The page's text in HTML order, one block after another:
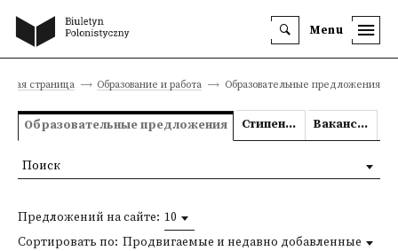
Menu
страница Образование и работа Образовательные предложения
Образовательные предложения Стипендии Вакансии
Предложений на сайте: 10
Сортировать по: Продвигаемые и недавно добавленные
Поиск